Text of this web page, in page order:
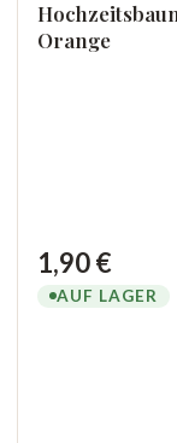
Orange
1,90 €
AUF LAGER